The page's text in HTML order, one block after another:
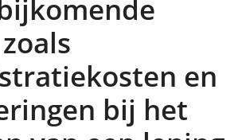
en
bij het